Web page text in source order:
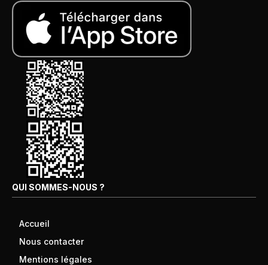
QUI SOMMES-NOUS ?
Accueil
Nous contacter
Mentions légales